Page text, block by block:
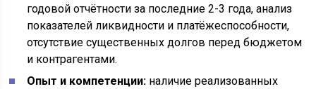
годовой отчётности за последние 2-3 года, анализ
показателей ликвидности и платёжеспособности,
отсутствие существенных долгов перед бюджетом
и контрагентами.
Опыт и компетенции: наличие реализованных